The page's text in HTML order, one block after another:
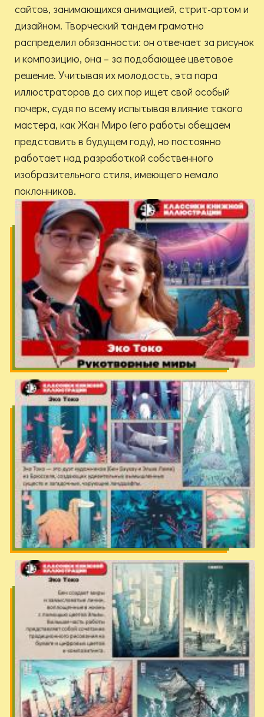
сайтов, занимающихся анимацией, стрит-артом и
дизайном. Творческий тандем грамотно
распределил обязанности: он отвечает за рисунок
и композицию, она – за подобающее цветовое
решение. Учитывая их молодость, эта пара
иллюстраторов до сих пор ищет свой особый
почерк, судя по всему испытывая влияние такого
мастера, как Жан Миро (его работы обещаем
представить в будущем году), но постоянно
работает над разработкой собственного
изобразительного стиля, имеющего немало
поклонников.